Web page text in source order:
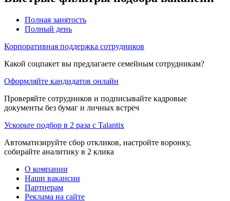
Полная занятость
Полный день
Корпоративная поддержка сотрудников
Какой соцпакет вы предлагаете семейным сотрудникам?
Оформляйте кандидатов онлайн
Проверяйте сотрудников и подписывайте кадровые
документы без бумаг и личных встреч
Ускорьте подбор в 2 раза с Talantix
Автоматизируйте сбор откликов, настройте воронку,
собирайте аналитику в 2 клика
О компании
Наши вакансии
Партнерам
Реклама на сайте